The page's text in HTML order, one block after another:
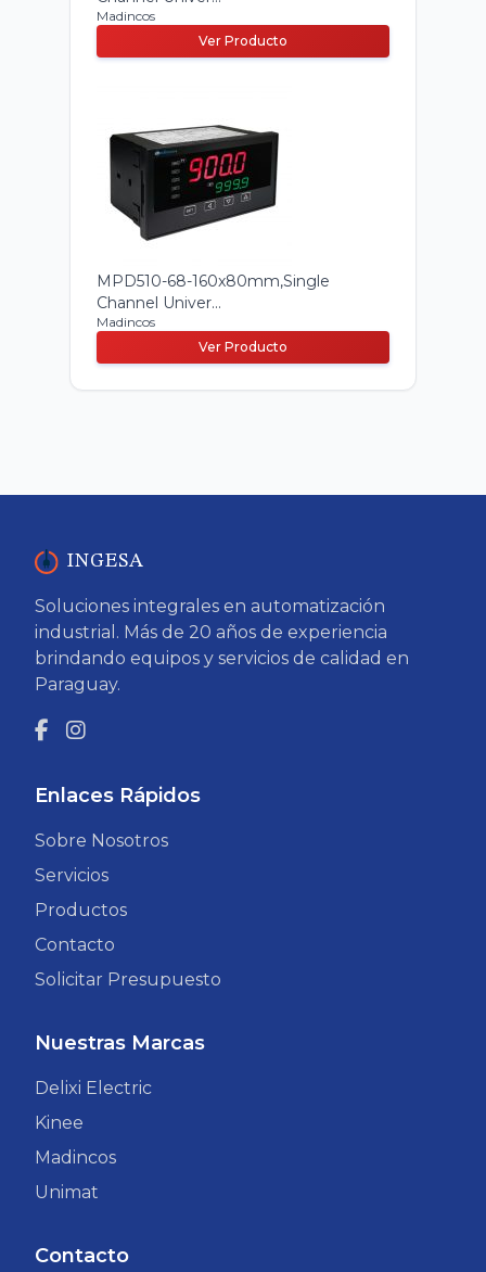
Madincos
Ver Producto
MPD510-68-160x80mm,Single
Channel Univer...
Madincos
Ver Producto
INGESA
Soluciones integrales en automatización
industrial. Más de 20 años de experiencia
brindando equipos y servicios de calidad en
Paraguay.
Enlaces Rápidos
Sobre Nosotros
Servicios
Productos
Contacto
Solicitar Presupuesto
Nuestras Marcas
Delixi Electric
Kinee
Madincos
Unimat
Contacto